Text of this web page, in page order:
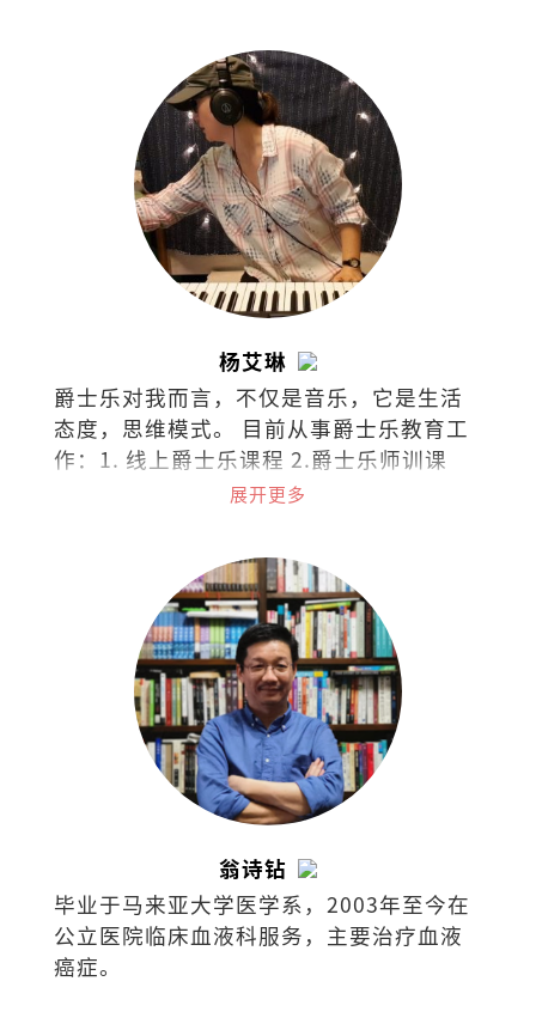
于字节跳动的商务关系部。
杨艾琳
爵士乐对我而言，不仅是音乐，它是生活
态度，思维模式。 目前从事爵士乐教育工
作：1. 线上爵士乐课程 2.爵士乐师训课
程。 欢迎询问和交流：
展开更多
翁诗钻
毕业于马来亚大学医学系，2003年至今在
公立医院临床血液科服务，主要治疗血液
癌症。